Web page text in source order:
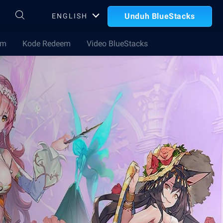
ENGLISH Unduh BlueStacks
Kode Redeem Video BlueStacks